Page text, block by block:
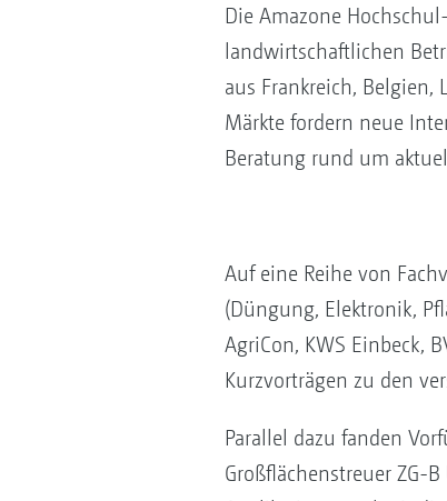
Die Amazone
landwirtschaftlichen
aus Frankreich,
Märkte fordern neue
Beratung rund um
Auf eine Reihe von
(Düngung, Elektronik,
AgriCon, KWS Einbeck,
Kurzvorträgen zu den
Parallel dazu fanden
Großflächenstreuer ZG-